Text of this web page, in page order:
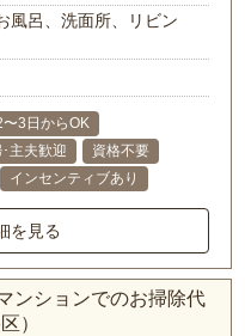
風呂、洗面所、リビン
〜3日からOK
主夫歓迎
資格不要
インセンティブあり
を見る
ンションでのお掃除代
）